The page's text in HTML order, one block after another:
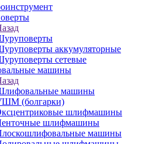
аккумуляторные
сетевые
машины
машины
(болгарки)
шлифмашины
шлифмашины
машины